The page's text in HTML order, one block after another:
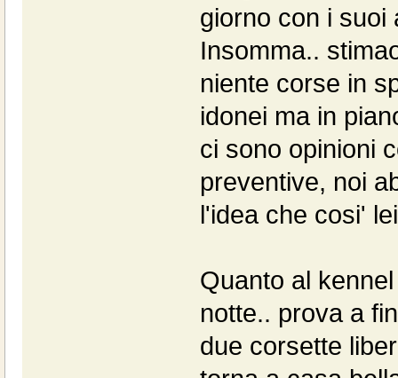
giorno con i suoi
Insomma..
niente corse in
idonei ma in
ci sono opinioni
preventive, noi
l'idea che cosi'
Quanto al
notte.. prova a
due corsette